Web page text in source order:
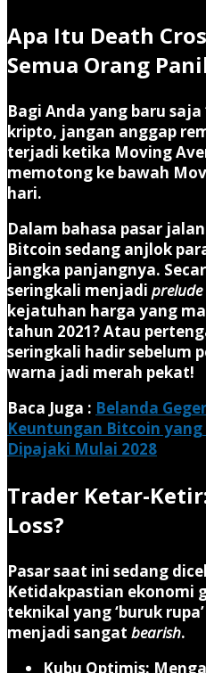
Apa Itu Death
Semua Orang
Bagi Anda yang baru saja
kripto, jangan anggap
terjadi ketika Moving
memotong ke bawah
hari.
Dalam bahasa pasar
Bitcoin sedang anjlok
jangka panjangnya.
seringkali menjadi prelude
kejatuhan harga yang
tahun 2021? Atau
seringkali hadir sebelum
warna jadi merah pekat!
Baca Juga : Belanda
Keuntungan Bitcoin
Dipajaki Mulai 2028
Trader Ketar-
Loss?
Pasar saat ini sedang
Ketidakpastian ekonomi
teknikal yang ‘buruk
menjadi sangat bearish.
Kubu Optimis: